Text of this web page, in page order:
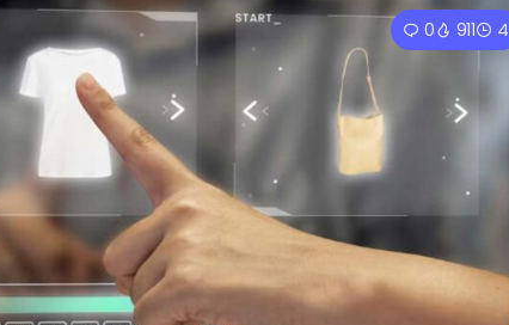
0 911 4